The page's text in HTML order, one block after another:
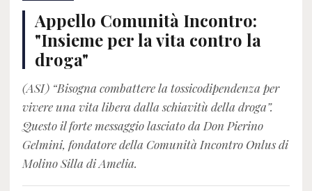
Appello Comunità Incontro:
"Insieme per la vita contro la
droga"
(ASI) “Bisogna combattere la tossicodipendenza per
vivere una vita libera dalla schiavitù della droga”.
Questo il forte messaggio lasciato da Don Pierino
Gelmini, fondatore della Comunità Incontro Onlus di
Molino Silla di Amelia.